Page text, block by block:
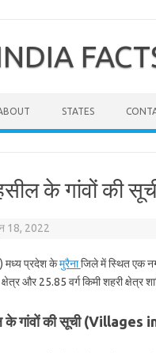
STATES
के गांवों की
18, 2022
मध्य प्रदेश केमुरैनाजिले में स्थित एक
क्षेत्र और 25.85 वर्ग किमी शहरी क्षेत्र
के गांवों की सूची (Villages